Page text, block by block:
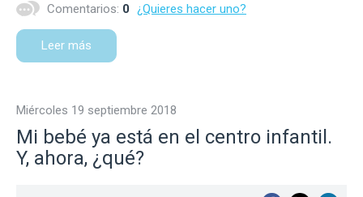
Comentarios: 0 ¿Quieres hacer uno?
Leer más
miércoles 19 septiembre 2018
Mi bebé ya está en el centro infantil.
Y, ahora, ¿qué?